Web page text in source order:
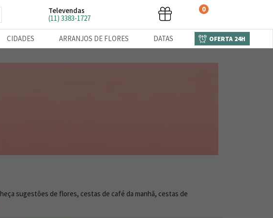
Televendas
(11) 3383-1727
0
CIDADES ARRANJOS DE FLORES DATAS OFERTA 24H
sugestões de flores, cestas de café da manhã, cestas de